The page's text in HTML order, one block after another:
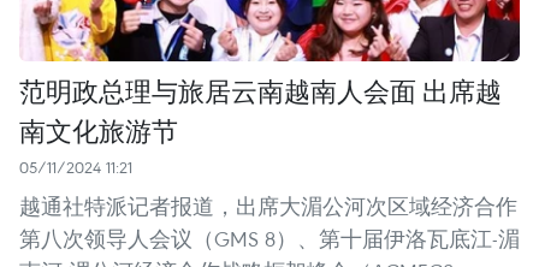
范明政总理与旅居云南越南人会面 出席越
南文化旅游节
05/11/2024 11:21
越通社特派记者报道，出席大湄公河次区域经济合作
第八次领导人会议（GMS 8）、第十届伊洛瓦底江-湄